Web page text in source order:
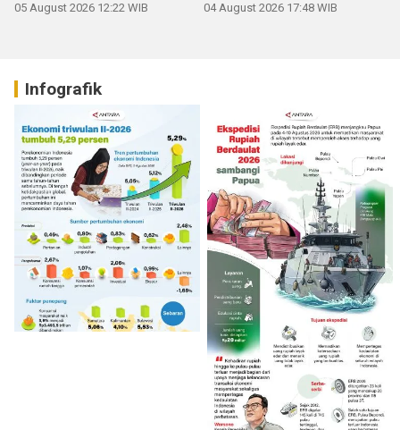
05 August 2026 12:22 WIB 04 August 2026 17:48 WIB
Infografik